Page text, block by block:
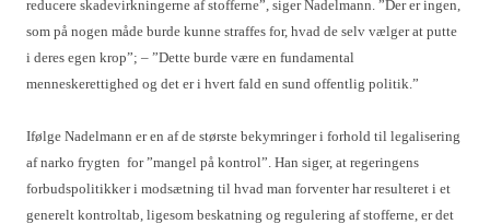
reducere skadevirkningerne af stofferne”, siger Nadelmann. ”Der er ingen,
som på nogen måde burde kunne straffes for, hvad de selv vælger at putte
i deres egen krop”; – ”Dette burde være en fundamental
menneskerettighed og det er i hvert fald en sund offentlig politik.”
Ifølge Nadelmann er en af de største bekymringer i forhold til legalisering
af narko frygten for ”mangel på kontrol”. Han siger, at regeringens
forbudspolitikker i modsætning til hvad man forventer har resulteret i et
generelt kontroltab, ligesom beskatning og regulering af stofferne, er det